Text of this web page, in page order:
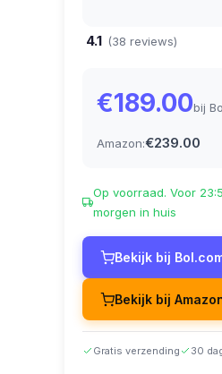
4.1 (38 reviews)
€189.00bij
Amazon:€239.00
Op voorraad. Voor
morgen in huis
Bekijk bij
Bekijk bij
Gratis verzending 30